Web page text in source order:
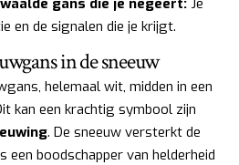
gans die je negeert: Je
en de signalen die je krijgt.
in de sneeuw
helemaal wit, midden in een
kan een krachtig symbool zijn
. De sneeuw versterkt de
een boodschapper van helderheid